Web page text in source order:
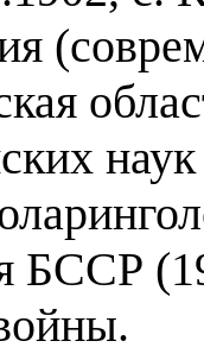
БССР